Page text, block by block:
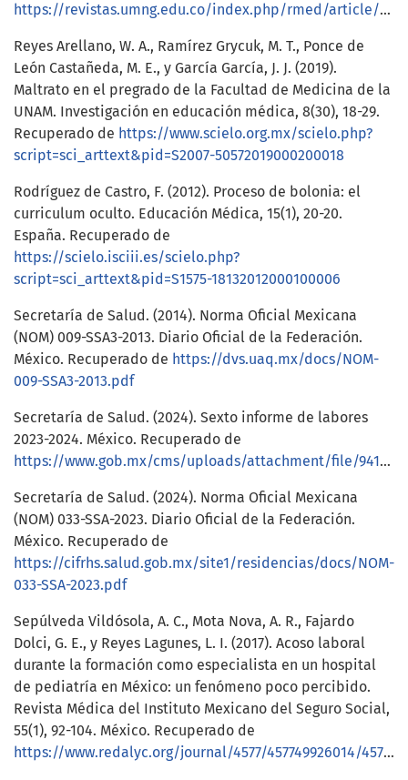
https://revistas.umng.edu.co/index.php/rmed/article/view/1309/1039
Reyes Arellano, W. A., Ramírez Grycuk, M. T., Ponce de
León Castañeda, M. E., y García García, J. J. (2019).
Maltrato en el pregrado de la Facultad de Medicina de la
UNAM. Investigación en educación médica, 8(30), 18-29.
Recuperado de https://www.scielo.org.mx/scielo.php?
script=sci_arttext&pid=S2007-50572019000200018
Rodríguez de Castro, F. (2012). Proceso de bolonia: el
curriculum oculto. Educación Médica, 15(1), 20-20.
España. Recuperado de
https://scielo.isciii.es/scielo.php?
script=sci_arttext&pid=S1575-18132012000100006
Secretaría de Salud. (2014). Norma Oficial Mexicana
(NOM) 009-SSA3-2013. Diario Oficial de la Federación.
México. Recuperado de https://dvs.uaq.mx/docs/NOM-
009-SSA3-2013.pdf
Secretaría de Salud. (2024). Sexto informe de labores
2023-2024. México. Recuperado de
https://www.gob.mx/cms/uploads/attachment/file/941337/SALUD_6toInformeLabores.pdf
Secretaría de Salud. (2024). Norma Oficial Mexicana
(NOM) 033-SSA-2023. Diario Oficial de la Federación.
México. Recuperado de
https://cifrhs.salud.gob.mx/site1/residencias/docs/NOM-
033-SSA-2023.pdf
Sepúlveda Vildósola, A. C., Mota Nova, A. R., Fajardo
Dolci, G. E., y Reyes Lagunes, L. I. (2017). Acoso laboral
durante la formación como especialista en un hospital
de pediatría en México: un fenómeno poco percibido.
Revista Médica del Instituto Mexicano del Seguro Social,
55(1), 92-104. México. Recuperado de
https://www.redalyc.org/journal/4577/457749926014/457749926014.pdf